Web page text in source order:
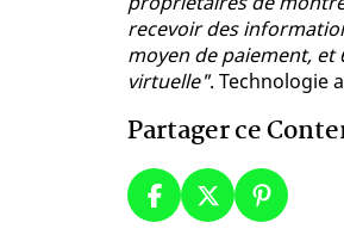
recevoir des
moyen de paiement, et
virtuelle". Technologie
Partager ce